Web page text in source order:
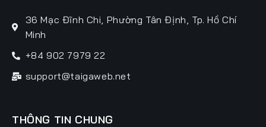
36 Mạc Đĩnh Chi, Phường Tân Định, Tp. Hồ Chí
Minh
+84 902 7979 22
support@taigaweb.net
THÔNG TIN CHUNG